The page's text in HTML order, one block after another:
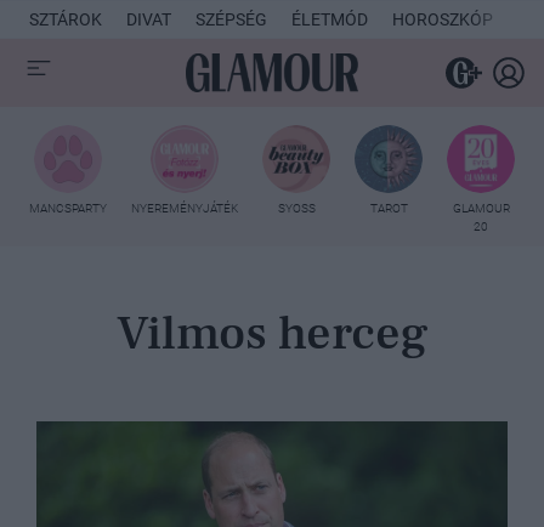
SZTÁROK DIVAT SZÉPSÉG ÉLETMÓD HOROSZKÓP
MANCSPARTY NYEREMÉNYJÁTÉK SYOSS TAROT
GLAMOUR
20
Vilmos herceg